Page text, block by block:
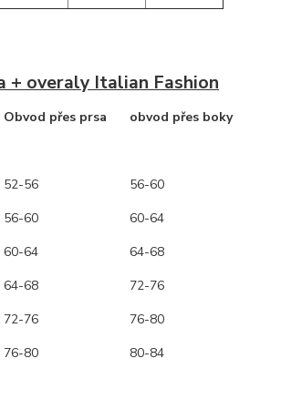
+ overaly Italian Fashion
Obvod přes prsa
obvod přes boky
52-56
56-60
56-60
60-64
60-64
64-68
64-68
72-76
72-76
76-80
76-80 80-84